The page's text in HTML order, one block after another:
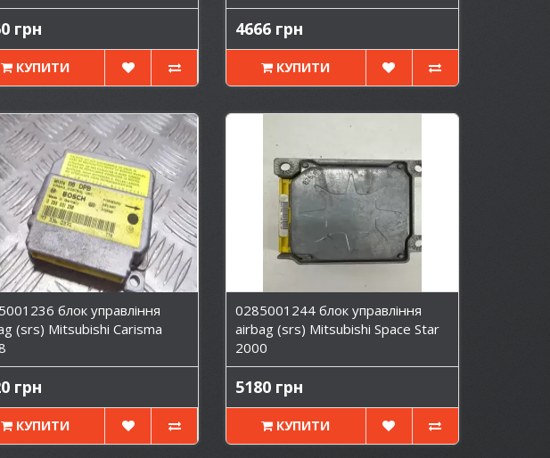
грн
КУПИТИ
4666 грн
КУПИТИ
блок управління
(srs) Mitsubishi Carisma
грн
КУПИТИ
0285001244 блок управління
airbag (srs) Mitsubishi Space Star
2000
5180 грн
КУПИТИ